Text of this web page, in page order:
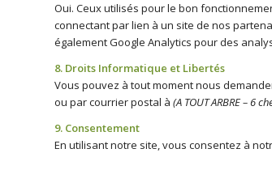
Oui. Ceux utilisés pour le bon
connectant par lien à un site de nos
également Google Analytics pour des
8. Droits Informatique et Libertés
Vous pouvez à tout moment nous
ou par courrier postal à (A TOUT ARBRE – 6
9. Consentement
En utilisant notre site, vous consentez à